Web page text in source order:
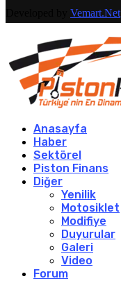
Vemart.Net
Anasayfa
Haber
Sektörel
Piston Finans
Diğer
Yenilik
Motosiklet
Modifiye
Duyurular
Galeri
Video
Forum